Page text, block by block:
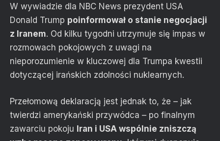
W wywiadzie dla NBC News prezydent USA
Donald Trump poinformował o stanie negocjacji
z Iranem. Od kilku tygodni utrzymuje się impas w
rozmowach pokojowych z uwagi na
nieporozumienie w kluczowej dla Trumpa kwestii
dotyczącej irańskich zdolności nuklearnych.
Przełomową deklaracją jest jednak to, że – jak
twierdzi amerykański przywódca – po finalnym
zawarciu pokoju Iran i USA wspólnie zniszczą